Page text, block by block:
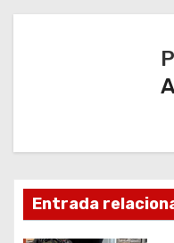
ó
n
d
Entrada